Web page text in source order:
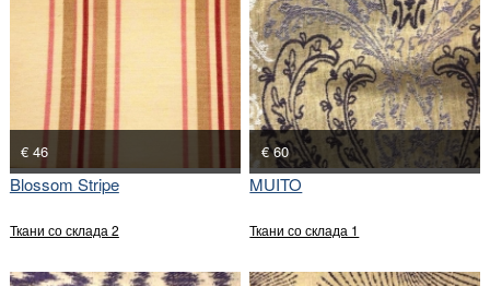
€ 46
Blossom Stripe
Ткани со склада 2
€ 60
MUITO
Ткани со склада 1